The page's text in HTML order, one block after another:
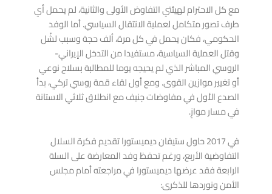
مع كل الاحترام لهيئتي التفاوض الأولى والثانية، لم يحمل أي
طرف تصور متكامل لعملية الانتقال السياسي. أما الوفد
الحكومي، فكان يحمل في كل مرة، ألف حجة وسبب لشّل
وقتل العملية السياسية، مستفيدا من التدخل الإيراني-
الروسي المباشر الذي لم يحيجه يوما للمطالبة بسلاح نوعي
أو تغيير موازين القوى. ومع أول لقاء قمة روسي تركي، بدأ
الصدع الأول في مفاوضات جنيف مع انطلاق ثلاثي الاستانة
في مسار موازٍ.
في 2017 حاول ستيفان ديميستورا تقديم فكرة السلال
التفاوضية الأربع، ورغم تحفظ وفد المعارضة على السلة
الرابعة فقد عرضها ديميستورا في مراجعته أمام مجلس
الأمن ونوردها للذكرى: